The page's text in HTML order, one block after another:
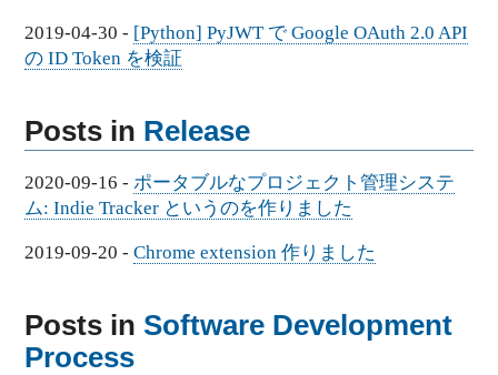
2019-04-30 - [Python] PyJWT で Google OAuth 2.0 API
の ID Token を検証
Posts in Release
2020-09-16 -ポータブルなプロジェクト管理システ
ム: Indie Tracker というのを作りました
2019-09-20 -Chrome extension 作りました
Posts in Software Development
Process